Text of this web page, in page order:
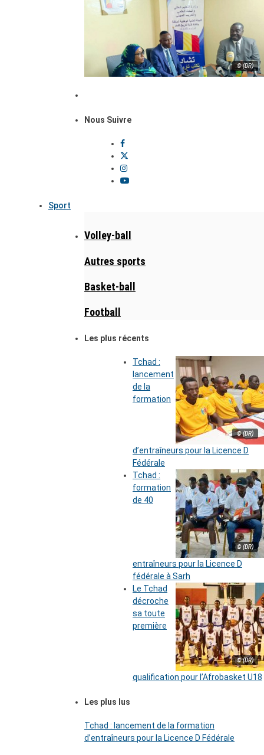
© (DR)
Nous Suivre
Sport
Volley-ball
Autres sports
Basket-ball
Football
Les plus récents
© (DR)
Tchad :
lancement
de la
formation
d’entraîneurs pour la Licence D
Fédérale
© (DR)
Tchad :
formation
de 40
entraîneurs pour la Licence D
fédérale à Sarh
© (DR)
Le Tchad
décroche
sa toute
première
qualification pour l’Afrobasket U18
Les plus lus
Tchad : lancement de la formation
d’entraîneurs pour la Licence D Fédérale